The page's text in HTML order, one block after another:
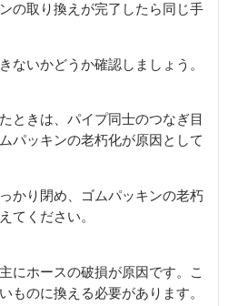
の取り換えが完了したら同じ手
ないかどうか確認しましょう。
ときは、パイプ同士のつなぎ目
パッキンの老朽化が原因として
かり閉め、ゴムパッキンの老朽
てください。
にホースの破損が原因です。こ
ものに換える必要があります。